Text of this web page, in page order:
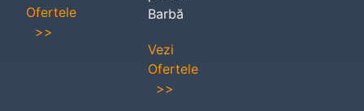
Ofertele
>>
Barbă
Vezi
Ofertele
>>